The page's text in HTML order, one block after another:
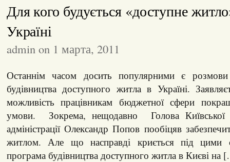
Для кого будується «доступне
Україні
admin on 1 марта, 2011
Останнім часом досить популярними є розмови
будівництва доступного житла в Україні.
можливість працівникам бюджетної сфери
умови. Зокрема, нещодавно Голова Київської
адміністрації Олександр Попов пообіцяв
житлом. Але що насправді криється під цими
програма будівництва доступного житла в Києві на